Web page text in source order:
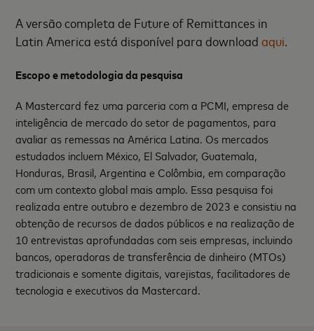
A versão completa de Future of Remittances in
Latin America está disponível para downloadaqui.
Escopo e metodologia da pesquisa
A Mastercard fez uma parceria com a PCMI, empresa de
inteligência de mercado do setor de pagamentos, para
avaliar as remessas na América Latina. Os mercados
estudados incluem México, El Salvador, Guatemala,
Honduras, Brasil, Argentina e Colômbia, em comparação
com um contexto global mais amplo. Essa pesquisa foi
realizada entre outubro e dezembro de 2023 e consistiu na
obtenção de recursos de dados públicos e na realização de
10 entrevistas aprofundadas com seis empresas, incluindo
bancos, operadoras de transferência de dinheiro (MTOs)
tradicionais e somente digitais, varejistas, facilitadores de
tecnologia e executivos da Mastercard.